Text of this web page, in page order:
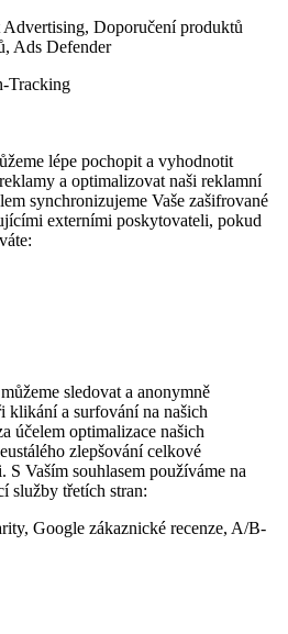
Doporučení produktů
Ads Defender
Tracking
lépe pochopit a vyhodnotit
a optimalizovat naši reklamní
synchronizujeme Vaše zašifrované
externími poskytovateli, pokud
sledovat a anonymně
klikání a surfování na našich
účelem optimalizace našich
zlepšování celkové
S Vaším souhlasem používáme na
služby třetích stran:
Google zákaznické recenze, A/B-